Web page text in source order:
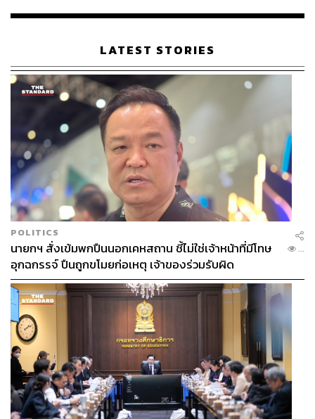
เรือนไทยที่ถูกซุกไว้
LATEST STORIES
POLITICS
นายกฯ สั่งเข้มพกปืนนอกเคหสถาน ชี้ไม่ใช่เจ้าหน้าที่มีโทษ
อุกฉกรรจ์ ปืนถูกขโมยก่อเหตุ เจ้าของร่วมรับผิด
...